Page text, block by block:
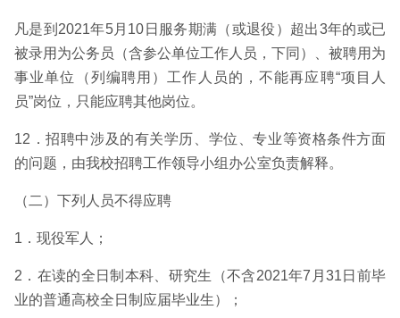
凡是到2021年5月10日服务期满（或退役）超出3年的或已
被录用为公务员（含参公单位工作人员，下同）、被聘用为
事业单位（列编聘用）工作人员的，不能再应聘“项目人
员”岗位，只能应聘其他岗位。
12．招聘中涉及的有关学历、学位、专业等资格条件方面
的问题，由我校招聘工作领导小组办公室负责解释。
（二）下列人员不得应聘
1．现役军人；
2．在读的全日制本科、研究生（不含2021年7月31日前毕
业的普通高校全日制应届毕业生）；